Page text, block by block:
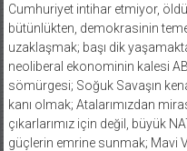
Cumhuriyet intihar etmiyor,
bütünlükten, demokrasinin
uzaklaşmak; başı dik
neoliberal ekonominin kalesi
sömürgesi; Soğuk Savaşın
kanı olmak; Atalarımızdan
çıkarlarımız için değil, büyük
güçlerin emrine sunmak; Mavi